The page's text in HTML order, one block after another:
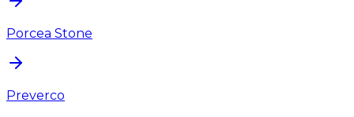
Porcea Stone
Preverco